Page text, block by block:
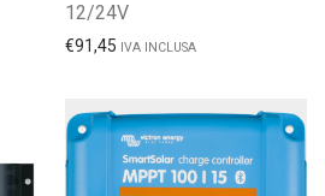
12/24V
€91,45 IVA INCLUSA